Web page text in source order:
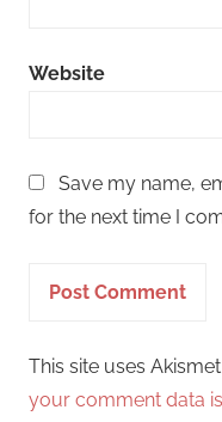
Website
Save my name,
for the next time I
This site uses
your comment data